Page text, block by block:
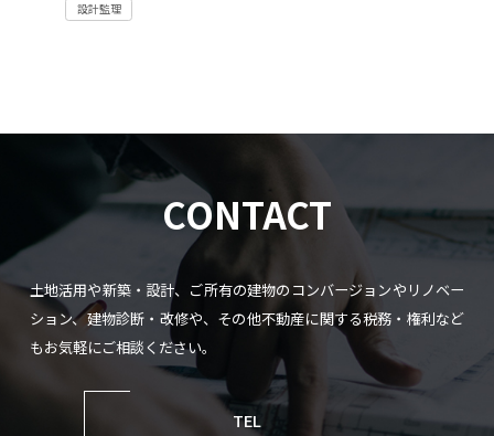
設計監理
CONTACT
土地活用や新築・設計、ご所有の建物のコンバージョンやリノベー
ション、建物診断・改修や、 その他不動産に関する税務・権利など
もお気軽にご相談ください。
TEL